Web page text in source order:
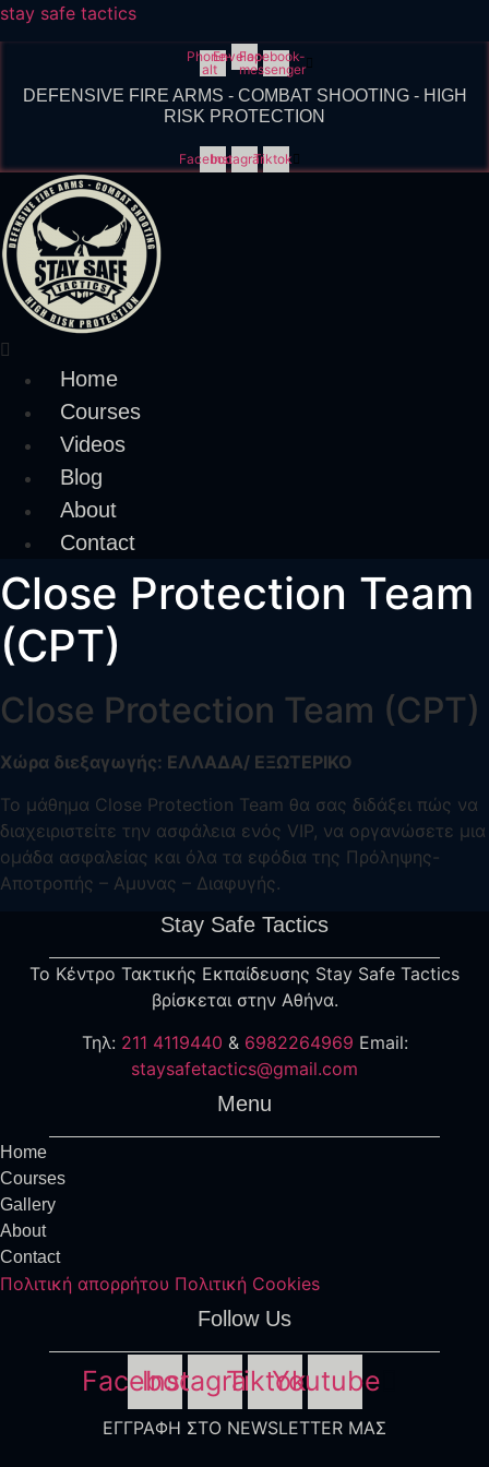
stay safe tactics
Phone-
alt
EnvelopeFacebook-
messenger
DEFENSIVE FIRE ARMS - COMBAT SHOOTING - HIGH
RISK PROTECTION
FacebookInstagramTiktok
Menu
Home
Courses
Videos
Blog
About
Contact
Close Protection Team
(CPT)​
Close Protection Team (CPT)​
Χώρα διεξαγωγής: ΕΛΛΑΔΑ/ ΕΞΩΤΕΡΙΚΟ
Το μάθημα Close Protection Team θα σας διδάξει πώς να
διαχειριστείτε την ασφάλεια ενός VIP, να οργανώσετε μια
ομάδα ασφαλείας και όλα τα εφόδια της Πρόληψης-
Αποτροπής – Αμυνας – Διαφυγής.
Stay Safe Tactics
Το Κέντρο Τακτικής Εκπαίδευσης Stay Safe Tactics
βρίσκεται στην Αθήνα.
Τηλ: 211 4119440 & 6982264969 Εmail:
staysafetactics@gmail.com
Menu
Home
Courses
Gallery
About
Contact
Πολιτική απορρήτου Πολιτική Cookies
Follow Us
Facebook
Instagram
TiktokYoutube
ΕΓΓΡΑΦΗ ΣΤΟ NEWSLETTER ΜΑΣ